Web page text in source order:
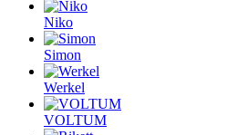
Niko
Simon
Werkel
VOLTUM